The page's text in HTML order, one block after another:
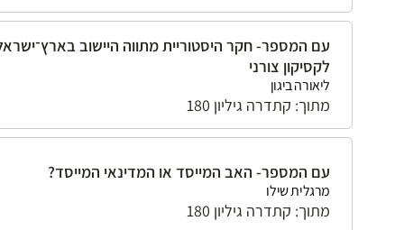
עם המספר- חקר היסטוריית מתווה היישוב
לקסיקון צורני
ליאורה ביגון
מתוך: קתדרה גיליון 180
עם המספר- האב המייסד או המדינאי המייסד?
מרגלית שילו
מתוך: קתדרה גיליון 180